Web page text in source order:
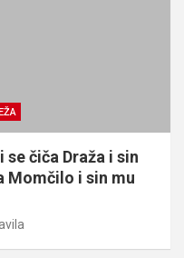
čiča Draža i sin
Momčilo i sin mu